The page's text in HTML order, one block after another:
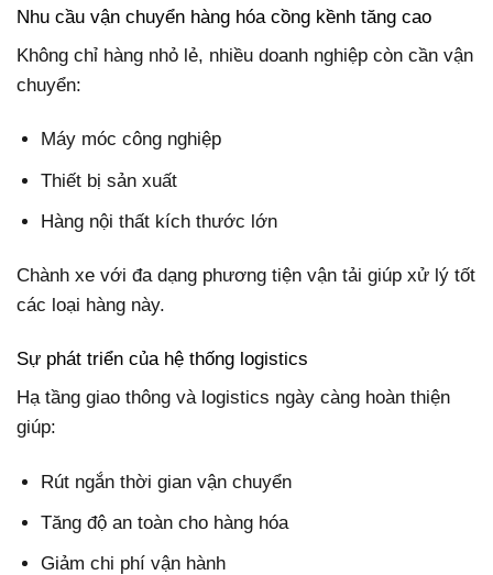
Nhu cầu vận chuyển hàng hóa cồng kềnh tăng cao
Không chỉ hàng nhỏ lẻ, nhiều doanh nghiệp còn cần vận
chuyển:
Máy móc công nghiệp
Thiết bị sản xuất
Hàng nội thất kích thước lớn
Chành xe với đa dạng phương tiện vận tải giúp xử lý tốt
các loại hàng này.
Sự phát triển của hệ thống logistics
Hạ tầng giao thông và logistics ngày càng hoàn thiện
giúp:
Rút ngắn thời gian vận chuyển
Tăng độ an toàn cho hàng hóa
Giảm chi phí vận hành